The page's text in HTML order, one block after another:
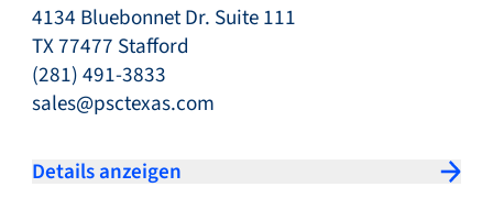
4134 Bluebonnet Dr. Suite 111
TX 77477 Stafford
(281) 491-3833
sales@psctexas.com
Details anzeigen